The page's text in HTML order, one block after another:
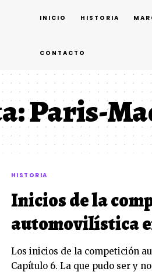
INICIO HISTORIA
CONTACTO
Paris-
HISTORIA
Inicios de la
automovilística
Los inicios de la competición
Capítulo 6. La que pudo ser y